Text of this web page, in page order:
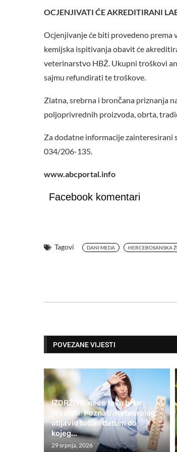
OCJENJIVATI ĆE AKREDITIRANI
Ocjenjivanje će biti provedeno
kemijska ispitivanja obavit će
veterinarstvo HBŽ. Ukupni troškovi
sajmu refundirati te troškove.
Zlatna, srebrna i brončana priznanja
poljoprivrednih proizvoda, obrta,
Za dodatne informacije zainteresirani
034/206-135.
www.abcportal.info
Facebook komentari
Tagovi DANI MEDA HERCEBOSANSKA
POVEZANE VIJESTI
IZDRŽITE, neće tako brzo
prestati: Poznati meteorolog
objavio točan datum do
kojeg...
29 srpnja, 2026